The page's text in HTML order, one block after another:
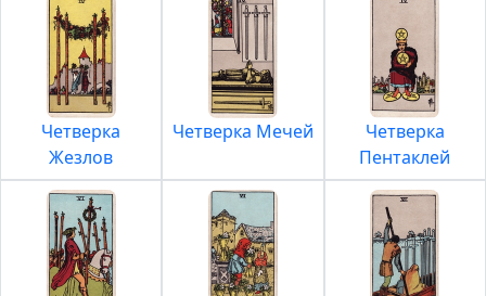
Четверка
Жезлов
Четверка Мечей
Четверка
Пентаклей